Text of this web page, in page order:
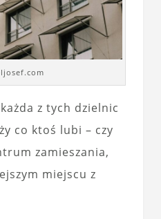
z tych dzielnic
co ktoś lubi – czy
zamieszania,
miejscu z